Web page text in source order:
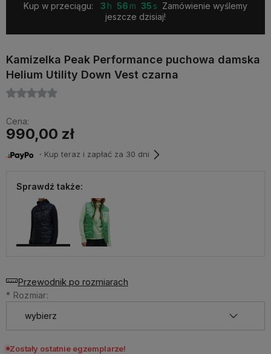
Kup w przeciągu: 3 56 35
Zamówienie wyślemy
jeszcze dzisiaj!
Kamizelka Peak Performance puchowa damska
Helium Utility Down Vest czarna
Cena:
990,00 zł
・Kup teraz i zapłać za 30 dni
Sprawdź także:
Przewodnik po rozmiarach
* Rozmiar:
Zostały ostatnie egzemplarze!